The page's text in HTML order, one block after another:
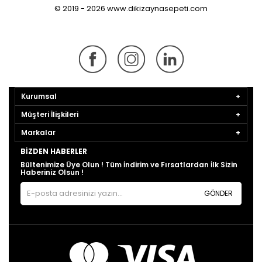
© 2019 - 2026 www.dikizaynasepeti.com
Kurumsal
Müşteri İlişkileri
Markalar
BIZDEN HABERLER
Bültenimize Üye Olun ! Tüm İndirim ve Fırsatlardan İlk Sizin
Haberiniz Olsun !
GÖNDER